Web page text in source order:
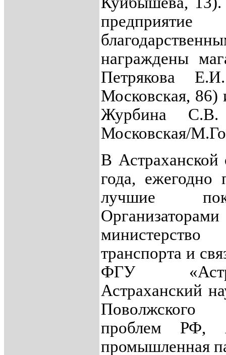
награждены
Петрякова
Московская,
Журбина
Московская/
В Астраханской
года, ежегодно
лучшие
транспорта и
ФГУ
Астраханский
Поволжского
проблем РФ,
промышленная